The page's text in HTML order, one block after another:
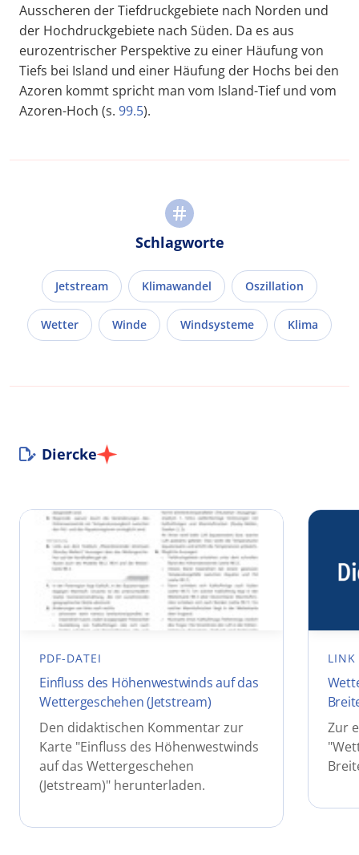
Ausscheren der Tiefdruckgebiete nach Norden und
der Hochdruckgebiete nach Süden. Da es aus
eurozentrischer Perspektive zu einer Häufung von
Tiefs bei Island und einer Häufung der Hochs bei den
Azoren kommt spricht man vom Island-Tief und vom
Azoren-Hoch (s. 99.5).
Schlagworte
Jetstream Klimawandel Oszillation
Wetter Winde Windsysteme Klima
Diercke
PDF-DATEI
Einfluss des Höhenwestwinds auf das
Wettergeschehen (Jetstream)
Den didaktischen Kommentar zur
Karte "Einfluss des Höhenwestwinds
auf das Wettergeschehen
(Jetstream)" herunterladen.
LINK
Zur